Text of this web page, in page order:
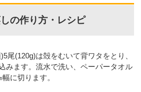
の作り方・レシピ
尾(120g)は殻をむいて背ワタをとり、
みます。流水で洗い、ペーパータオル
に切ります。